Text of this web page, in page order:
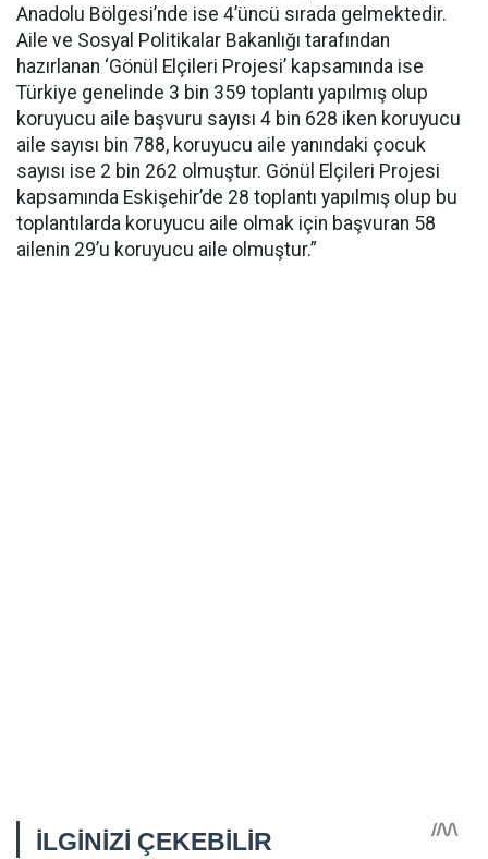
Anadolu Bölgesi’nde ise 4’üncü sırada gelmektedir.
Aile ve Sosyal Politikalar Bakanlığı tarafından
hazırlanan ‘Gönül Elçileri Projesi’ kapsamında ise
Türkiye genelinde 3 bin 359 toplantı yapılmış olup
koruyucu aile başvuru sayısı 4 bin 628 iken koruyucu
aile sayısı bin 788, koruyucu aile yanındaki çocuk
sayısı ise 2 bin 262 olmuştur. Gönül Elçileri Projesi
kapsamında Eskişehir’de 28 toplantı yapılmış olup bu
toplantılarda koruyucu aile olmak için başvuran 58
ailenin 29’u koruyucu aile olmuştur.”